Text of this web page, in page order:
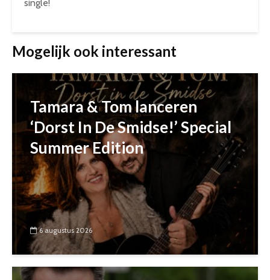
single!
Mogelijk ook interessant
Tamara & Tom lanceren
‘Dorst In De Smidse!’ Special
Summer Edition
6 augustus 2026